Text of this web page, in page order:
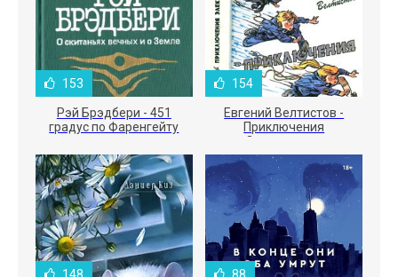
153
Рэй Брэдбери - 451
градус по Фаренгейту
154
Евгений Велтистов -
Приключения
Электроника